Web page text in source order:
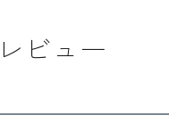
ビュー